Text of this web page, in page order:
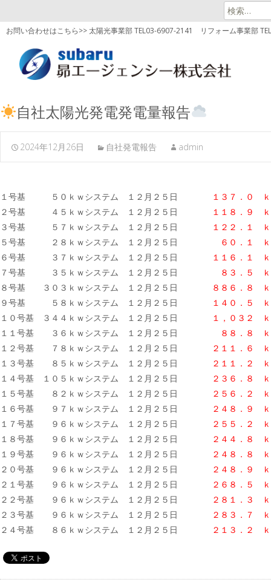
検
索:
お問い合わせはこちら>> 太陽光事業部 TEL03-6907-2141 リフォーム事業部
自社太陽光発電発電量報告
2024年12月26日 自社発電報告 admin
１号基 ５０ｋｗシステム １２月２５日
１３７．０ ｋ
２号基 ４５ｋｗシステム １２月２５日
１１８．９ ｋ
３号基 ５７ｋｗシステム １２月２５日
１２２．１
５号基 ２８ｋｗシステム １２月２５日
６０．１ ｋ
６号基 ３７ｋｗシステム １２月２５日
１１６．１
７号基 ３５ｋｗシステム １２月２５日
８３．５ ｋ
８号基 ３０３ｋｗシステム １２月２５日
８８６．８ ｋ
９号基 ５８ｋｗシステム １２月２５日
１４０．５ ｋ
１０号基 ３４４ｋｗシステム １２月２５日
１，０３２ ｋ
１１号基 ３６ｋｗシステム １２月２５日
８８．８ ｋ
１２号基 ７８ｋｗシステム １２月２５日
２１１．６ ｋ
１３号基 ８５ｋｗシステム １２月２５日
２１１．２ ｋ
１４号基 １０５ｋｗシステム １２月２５日
２３６．８ ｋ
１５号基 ８２ｋｗシステム １２月２５日
２５６．２ ｋ
１６号基 ９７ｋｗシステム １２月２５日
２４８．９ ｋ
１７号基 ９６ｋｗシステム １２月２５日
２５５．２ ｋ
１８号基 ９６ｋｗシステム １２月２５日
２４４．８ ｋ
１９号基 ９６ｋｗシステム １２月２５日
２４８．８
２０号基 ９６ｋｗシステム １２月２５日
２４８．９ ｋ
２１号基 ９６ｋｗシステム １２月２５日
２６８．５ ｋ
２２号基 ９６ｋｗシステム １２月２５日
２８１．３ ｋ
２３号基 ９６ｋｗシステム １２月２５日
２８３．７ ｋ
２４号基 ８６ｋｗシステム １２月２５日
２１３．２